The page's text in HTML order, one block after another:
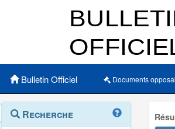
Bulletin Officiel Documents
Navigation
et
Menu
contextuel
Recherche